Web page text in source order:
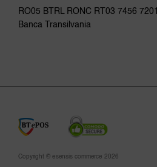
RO05 BTRL RONC RT03 7456 7201
Banca Transilvania
Copyright © esensis commerce 2026